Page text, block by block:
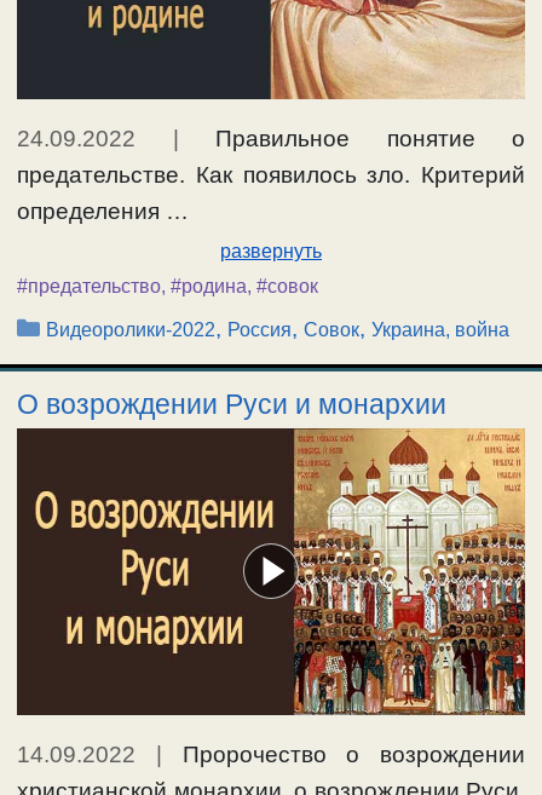
24.09.2022
Правильное понятие о
предательстве. Как появилось зло. Критерий
определения …
развернуть
#предательство, #родина, #совок
Рубрики
Видеоролики-2022, Россия,Совок,Украина, война
О возрождении Руси и монархии
14.09.2022
Пророчество о возрождении